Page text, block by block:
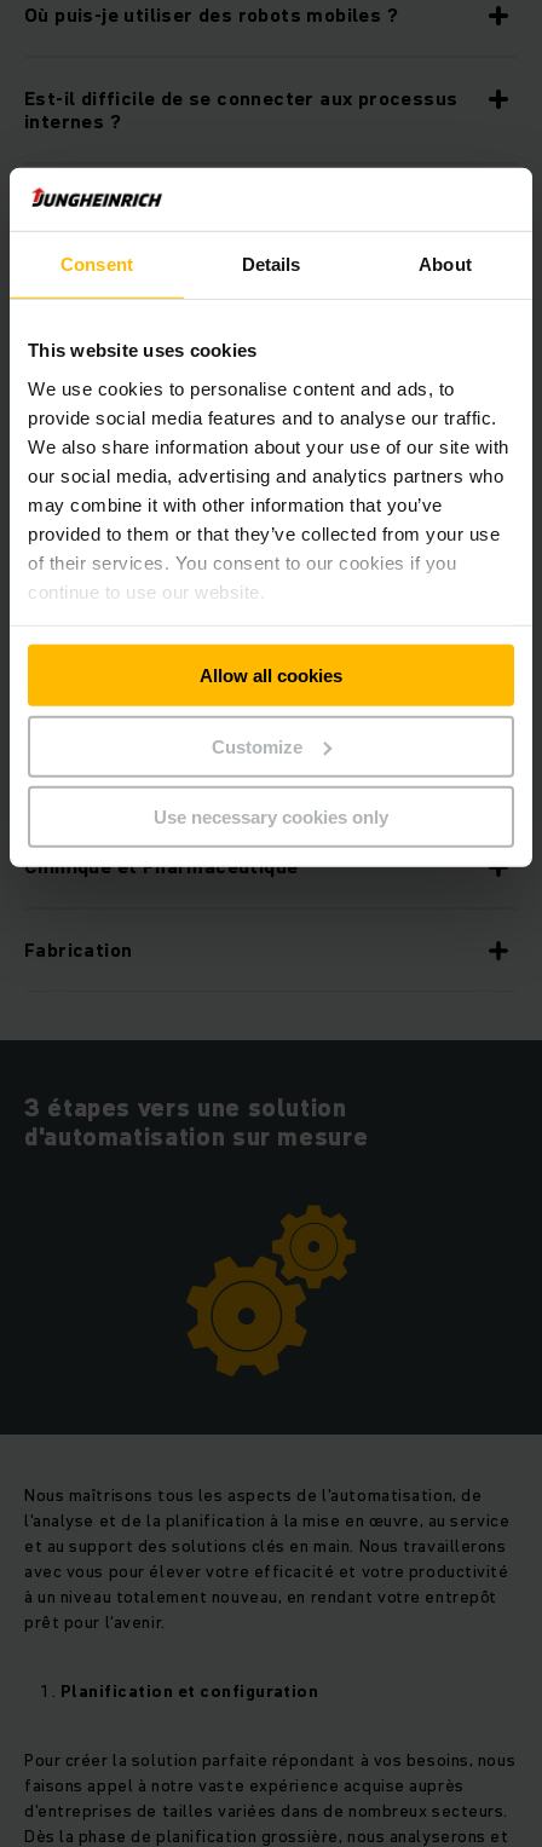
Consent Details About
This website uses cookies
We use cookies to personalise content and ads, to
provide social media features and to analyse our traffic.
We also share information about your use of our site with
our social media, advertising and analytics partners who
may combine it with other information that you’ve
provided to them or that they’ve collected from your use
of their services. You consent to our cookies if you
continue to use our website.
Allow all cookies
Customize
Use necessary cookies only
Où puis-je utiliser des robots mobiles ?
Est-il difficile de se connecter aux processus
internes ?
Puis-je connecter le système à un système de
gestion d'entrepôt ultérieurement, même si j'ai
valent la peine pour mon entreprise ?
CONTACTER UN EXPERT
JUNGHEINRICH
Nos références
Technologie
Chimique et Pharmaceutique
Fabrication
3 étapes vers une solution
d'automatisation sur mesure
Nous maîtrisons tous les aspects de l'automatisation, de
l'analyse et de la planification à la mise en œuvre, au service
et au support des solutions clés en main. Nous travaillerons
avec vous pour élever votre efficacité et votre productivité
à un niveau totalement nouveau, en rendant votre entrepôt
prêt pour l'avenir.
Planification et configuration
Pour créer la solution parfaite répondant à vos besoins, nous
faisons appel à notre vaste expérience acquise auprès
d'entreprises de tailles variées dans de nombreux secteurs.
Dès la phase de planification grossière, nous analyserons et